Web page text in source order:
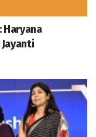
Haryana